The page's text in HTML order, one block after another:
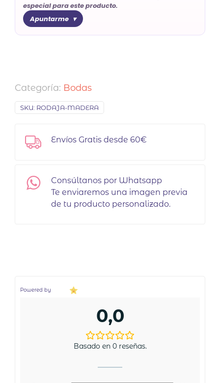
especial para este producto.
Apuntarme
Categoría: Bodas
SKU: RODAJA-MADERA
Envíos Gratis desde 60€
Consúltanos por Whatsapp
Te enviaremos una imagen previa
de tu producto personalizado.
Powered by
0,0
Basado en 0 reseñas.